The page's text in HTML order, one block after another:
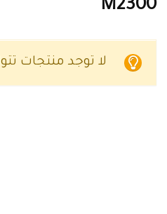
M2300
لا توجد منتجات